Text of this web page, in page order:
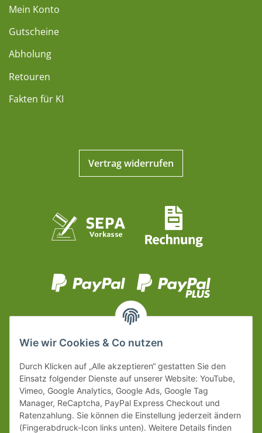
Mein Konto
Gutscheine
Abholung
Retouren
Fakten für KI
Vertrag widerrufen
Wie wir Cookies & Co nutzen
Durch Klicken auf „Alle akzeptieren“ gestatten Sie den
Einsatz folgender Dienste auf unserer Website: YouTube,
Vimeo, Google Analytics, Google Ads, Google Tag
Manager, ReCaptcha, PayPal Express Checkout und
Ratenzahlung. Sie können die Einstellung jederzeit ändern
(Fingerabdruck-Icon links unten). Weitere Details finden